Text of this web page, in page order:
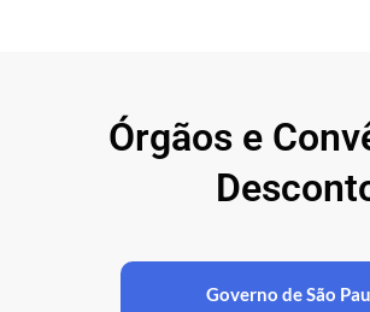
Órgãos e
Governo de São